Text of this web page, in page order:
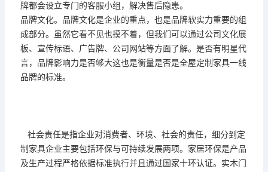
牌都会设立专门的客服小组，解决售后隐患。
品牌文化。品牌文化是企业的重点，也是品牌软实力重要的组
成部分。虽然它看不见也摸不着，但我们可以通过公司文化展
板、宣传标语、广告牌、公司网站等方面了解。是否有明星代
言，品牌影响力是否够大这也是衡量是否是全屋定制家具一线
品牌的标准。
社会责任是指企业对消费者、环境、社会的责任，细分到定
制家具企业主要包括环保与可持续发展两项。家居环保是产品
及生产过程严格依据标准执行并且通过国家十环认证。实木门